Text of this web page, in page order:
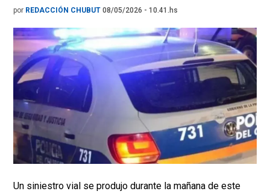
por REDACCIÓN CHUBUT 08/05/2026 - 10.41.hs
Un siniestro vial se produjo durante la mañana de este